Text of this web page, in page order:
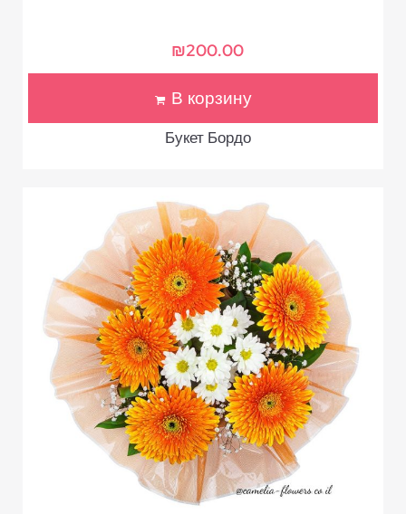
Букет Бордо
₪200.00
В корзину